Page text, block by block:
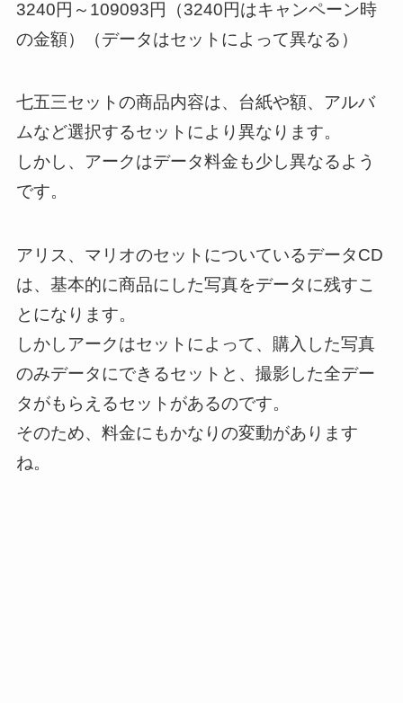
3240円～109093円（3240円はキャンペーン時
の金額）（データはセットによって異なる）
七五三セットの商品内容は、台紙や額、アルバ
ムなど選択するセットにより異なります。
しかし、アークはデータ料金も少し異なるよう
です。
アリス、マリオのセットについているデータCD
は、基本的に商品にした写真をデータに残すこ
とになります。
しかしアークはセットによって、購入した写真
のみデータにできるセットと、撮影した全デー
タがもらえるセットがあるのです。
そのため、料金にもかなりの変動があります
ね。